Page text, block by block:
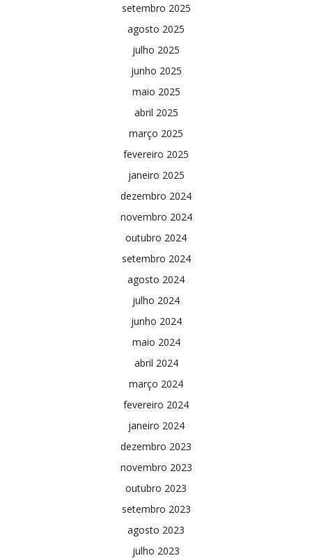
setembro 2025
agosto 2025
julho 2025
junho 2025
maio 2025
abril 2025
março 2025
fevereiro 2025
janeiro 2025
dezembro 2024
novembro 2024
outubro 2024
setembro 2024
agosto 2024
julho 2024
junho 2024
maio 2024
abril 2024
março 2024
fevereiro 2024
janeiro 2024
dezembro 2023
novembro 2023
outubro 2023
setembro 2023
agosto 2023
julho 2023